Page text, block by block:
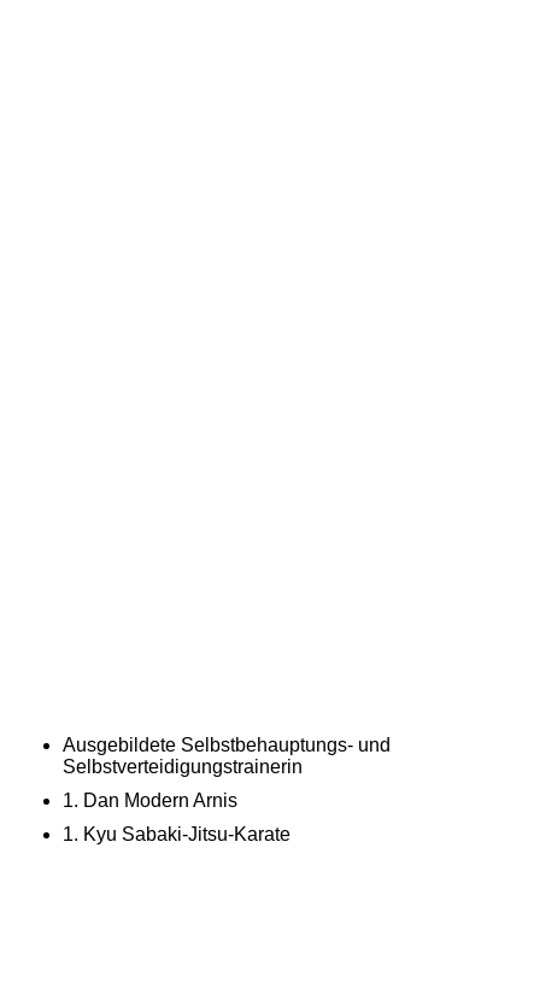
Ausgebildete Selbstbehauptungs- und
Selbstverteidigungstrainerin
1. Dan Modern Arnis
1. Kyu Sabaki-Jitsu-Karate